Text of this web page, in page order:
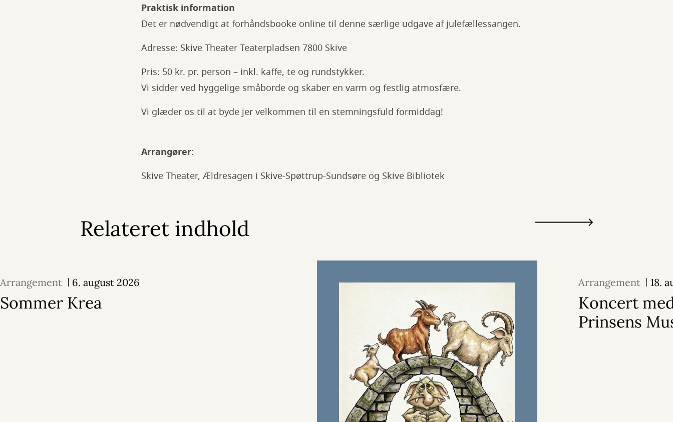
Praktisk information
Det er nødvendigt at forhåndsbooke online til denne særlige udgave af julefællessangen.
Adresse: Skive Theater Teaterpladsen 7800 Skive
Pris: 50 kr. pr. person – inkl. kaffe, te og rundstykker.
Vi sidder ved hyggelige småborde og skaber en varm og festlig atmosfære.
Vi glæder os til at byde jer velkommen til en stemningsfuld formiddag!
Arrangører:
Skive Theater, Ældresagen i Skive-Spøttrup-Sundsøre og Skive Bibliotek
Relateret indhold
Arrangement 6. august 2026
Sommer Krea
Arrangement 18.
Koncert
Prinsens